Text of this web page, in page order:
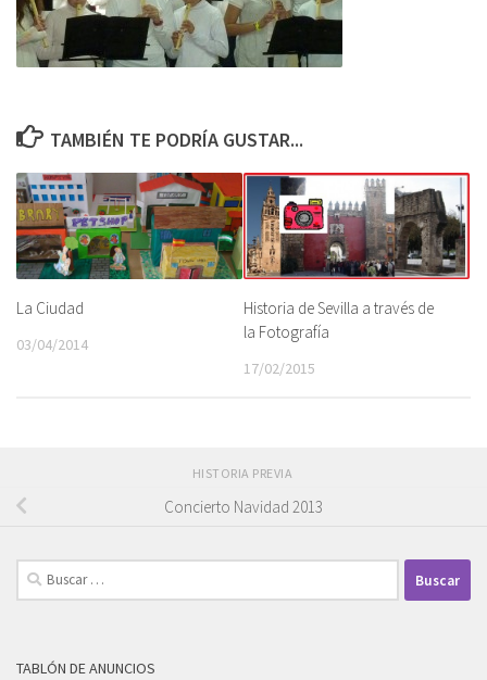
TAMBIÉN TE PODRÍA GUSTAR...
La Ciudad
03/04/2014
Historia de Sevilla a través de
la Fotografía
17/02/2015
HISTORIA PREVIA
Concierto Navidad 2013
Buscar:
TABLÓN DE ANUNCIOS